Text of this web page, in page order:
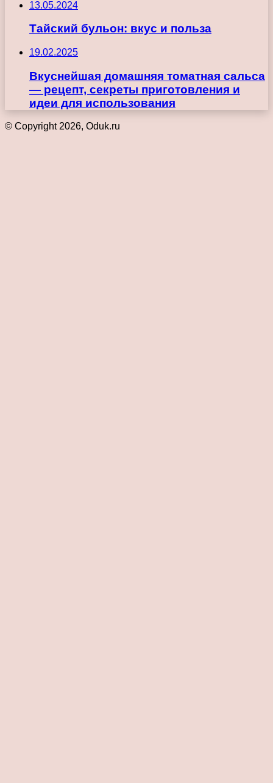
13.05.2024
Тайский бульон: вкус и польза
19.02.2025
Вкуснейшая домашняя томатная сальса
— рецепт, секреты приготовления и
идеи для использования
© Copyright 2026, Oduk.ru